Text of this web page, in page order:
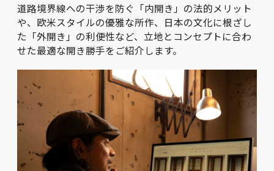
道路境界線への干渉を防ぐ「内開き」の法的メリット
や、欧米スタイルの優雅な所作、日本の文化に根ざし
た「外開き」の利便性など、立地とコンセプトに合わ
せた最適な開き勝手をご紹介します。